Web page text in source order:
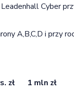
Cyber
A,B,C,D i przy
zł 1 mln zł